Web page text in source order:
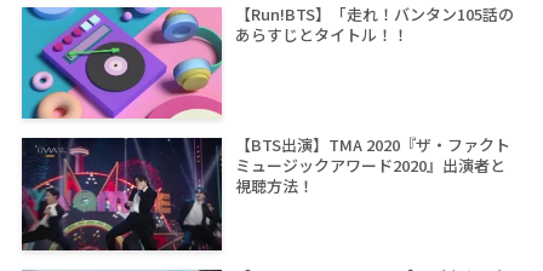
【Run!BTS】「走れ！バンタン105話の
あらすじとタイトル！！
【BTS出演】TMA 2020『ザ・ファクト
ミュージックアワード2020』出演者と
視聴方法！